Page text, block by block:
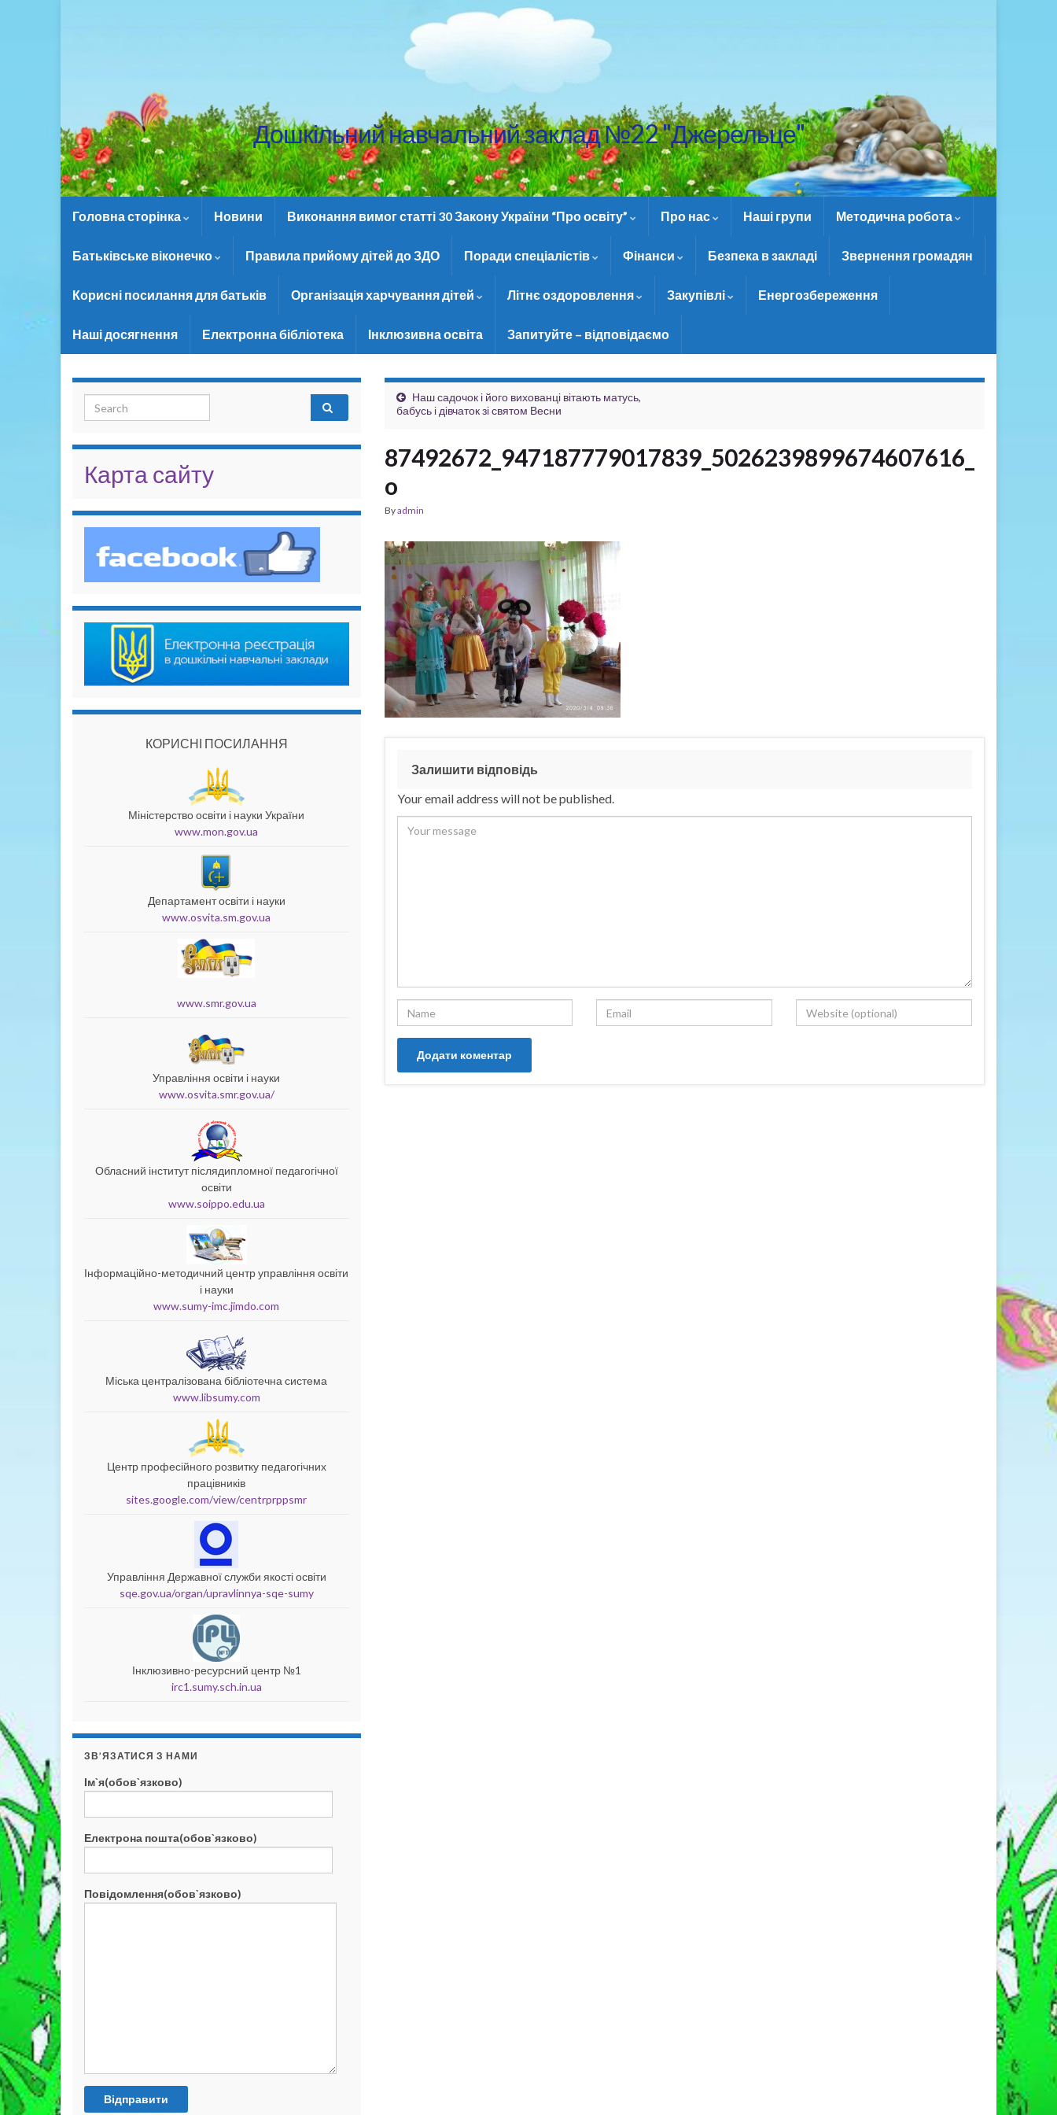
Дошкільний навчальний заклад №22 "Джерельце"
Головна сторінка Новини Виконання вимог статті 30 Закону України “Про освіту” Про нас Наші групи Методична робота
Батьківське віконечко Правила прийому дітей до ЗДО Поради спеціалістів Фінанси Безпека в закладі Звернення громадян
Корисні посилання для батьків Організація харчування дітей Літнє оздоровлення Закупівлі Енергозбереження
Наші досягнення Електронна бібліотека Інклюзивна освіта Запитуйте – відповідаємо
Наш садочок і його вихованці вітають матусь,
бабусь і дівчаток зі святом Весни
87492672_947187779017839_5026239899674607616_
o
Byadmin
Залишити відповідь
Your email address will not be published.
Search for:
Карта сайту
КОРИСНІ ПОСИЛАННЯ
Міністерство освіти і науки України
www.mon.gov.ua
Департамент освіти і науки
www.osvita.sm.gov.ua
www.smr.gov.ua
Управління освіти і науки
www.osvita.smr.gov.ua/
Обласний інститут післядипломної педагогічної
освіти
www.soippo.edu.ua
Інформаційно-методичний центр управління освіти
і науки
www.sumy-imc.jimdo.com
Міська централізована бібліотечна система
www.libsumy.com
Центр професійного розвитку педагогічних
працівників
sites.google.com/view/centrprppsmr
Управління Державної служби якості освіти
sqe.gov.ua/organ/upravlinnya-sqe-sumy
Інклюзивно-ресурсний центр №1
irc1.sumy.sch.in.ua
ЗВ’ЯЗАТИСЯ З НАМИ
Ім`я(обов`язково)
Електрона пошта(обов`язково)
Повідомлення(обов`язково)